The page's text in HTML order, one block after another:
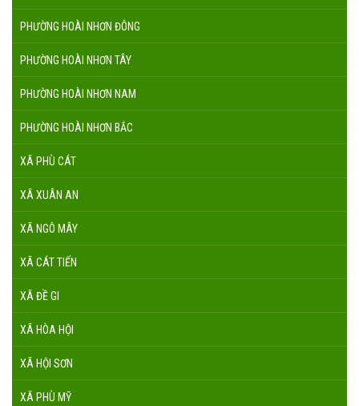
PHƯỜNG HOÀI NHƠN ĐÔNG
PHƯỜNG HOÀI NHƠN TÂY
PHƯỜNG HOÀI NHƠN NAM
PHƯỜNG HOÀI NHƠN BẮC
XÃ PHÙ CÁT
XÃ XUÂN AN
XÃ NGÔ MÂY
XÃ CÁT TIẾN
XÃ ĐỀ GI
XÃ HÒA HỘI
XÃ HỘI SƠN
XÃ PHÙ MỸ